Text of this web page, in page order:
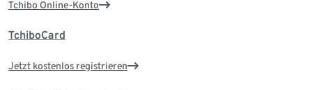
Tchibo Online-Konto
TchiboCard
Jetzt kostenlos registrieren